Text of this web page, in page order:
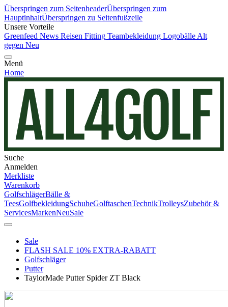
Überspringen zum SeitenheaderÜberspringen zum
HauptinhaltÜberspringen zu Seitenfußzeile
Unsere Vorteile
Greenfeed News Reisen Fitting Teambekleidung Logobälle Alt
gegen Neu
Menü
Home
Suche
Anmelden
Merkliste
Warenkorb
GolfschlägerBälle &
TeesGolfbekleidungSchuheGolftaschenTechnikTrolleysZubehör &
ServicesMarkenNeuSale
Sale
FLASH SALE 10% EXTRA-RABATT
Golfschläger
Putter
TaylorMade Putter Spider ZT Black